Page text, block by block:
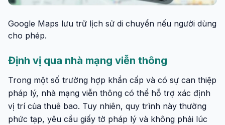
Google Maps lưu trữ lịch sử di chuyển nếu người dùng
cho phép.
Định vị qua nhà mạng viễn thông
Trong một số trường hợp khẩn cấp và có sự can thiệp
pháp lý, nhà mạng viễn thông có thể hỗ trợ xác định
vị trí của thuê bao. Tuy nhiên, quy trình này thường
phức tạp, yêu cầu giấy tờ pháp lý và không phải lúc